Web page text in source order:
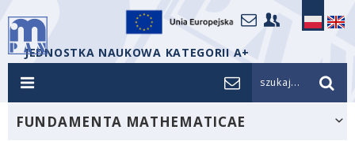
JEDNOSTKA NAUKOWA KATEGORII A+
szukaj...
FUNDAMENTA MATHEMATICAE